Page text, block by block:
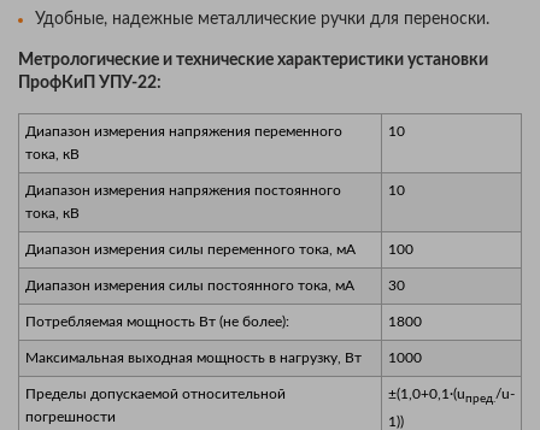
Удобные, надежные металлические ручки для переноски.
Метрологические и технические характеристики установки
ПрофКиП УПУ-22:
Диапазон измерения напряжения переменного
тока, кВ
10
Диапазон измерения напряжения постоянного
тока, кВ
10
Диапазон измерения силы переменного тока, мА 100
Диапазон измерения силы постоянного тока, мА 30
Потребляемая мощность Вт (не более): 1800
Максимальная выходная мощность в нагрузку, Вт 1000
Пределы допускаемой относительной
погрешности
±(1,0+0,1·(uпред. /u-
1))